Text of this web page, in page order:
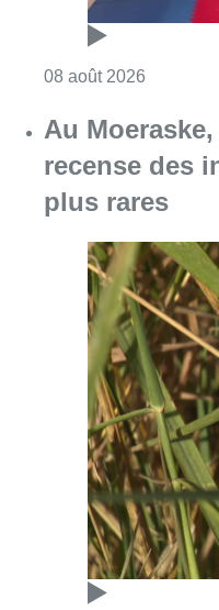
08 août 2026
Au
recense des
plus rares